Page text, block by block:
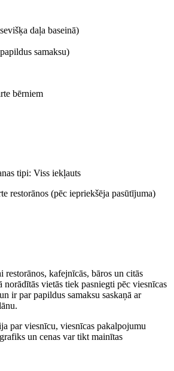
daļa baseinā)
samaksu)
bērniem
tipi: Viss iekļauts
restorānos (pēc iepriekšēja pasūtījuma)
restorānos, kafejnīcās, bāros un citās
norādītās vietās tiek pasniegti pēc viesnīcas
ir par papildus samaksu saskaņā ar
par viesnīcu, viesnīcas pakalpojumu
un cenas var tikt mainītas